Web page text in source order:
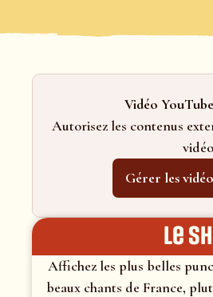
Vidéo
Autorisez les contenus
Gérer les
le
Affichez les plus belles
beaux chants de France,